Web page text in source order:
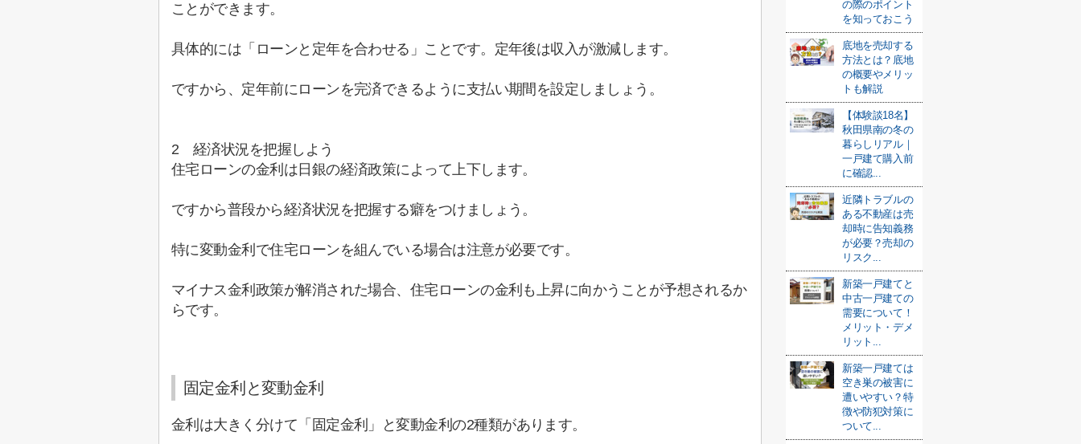
ことができます。
具体的には「ローンと定年を合わせる」ことです。定年後は収入が激減します。
ですから、定年前にローンを完済できるように支払い期間を設定しましょう。
2 経済状況を把握しよう
住宅ローンの金利は日銀の経済政策によって上下します。
ですから普段から経済状況を把握する癖をつけましょう。
特に変動金利で住宅ローンを組んでいる場合は注意が必要です。
マイナス金利政策が解消された場合、住宅ローンの金利も上昇に向かうことが予想されるか
らです。
固定金利と変動金利
金利は大きく分けて「固定金利」と変動金利の2種類があります。
の際のポイント
を知っておこう
底地を売却する
方法とは？底地
の概要やメリッ
トも解説
【体験談18名】
秋田県南の冬の
暮らしリアル｜
一戸建て購入前
に確認...
近隣トラブルの
ある不動産は売
却時に告知義務
が必要？売却の
リスク...
新築一戸建てと
中古一戸建ての
需要について！
メリット・デメ
リット...
新築一戸建ては
空き巣の被害に
遭いやすい？特
徴や防犯対策に
ついて...